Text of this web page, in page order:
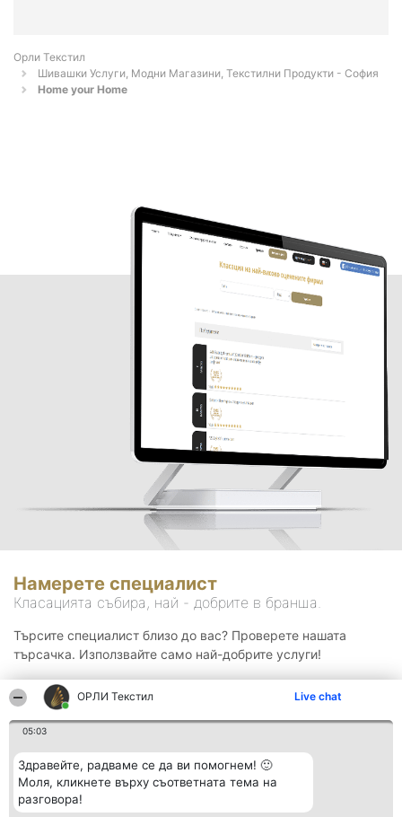
ОРЛИ Текстил Live chat
05:03
Здравейте, радваме се да ви помогнем! 🙂
Моля, кликнете върху съответната тема на
разговора!
Орли Текстил
Шивашки Услуги, Модни Магазини, Текстилни Продукти - София
Home your Home
Намерете специалист
Класацията събира, най - добрите в бранша.
Търсите специалист близо до вас? Проверете нашата
търсачка. Използвайте само най-добрите услуги!